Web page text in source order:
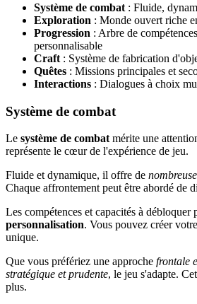
Système de combat : Fluide,
Exploration : Monde ouvert riche
Progression : Arbre de
personnalisable
Craft : Système de fabrication
Quêtes : Missions principales et
Interactions : Dialogues à choix
Système de combat
Le système de combat mérite une
représente le cœur de l'expérience de jeu.
Fluide et dynamique, il offre de
Chaque affrontement peut être abordé de
Les compétences et capacités à débloquer
personnalisation. Vous pouvez créer
unique.
Que vous préfériez une approche frontale
stratégique et prudente, le jeu s'adapte.
plus.